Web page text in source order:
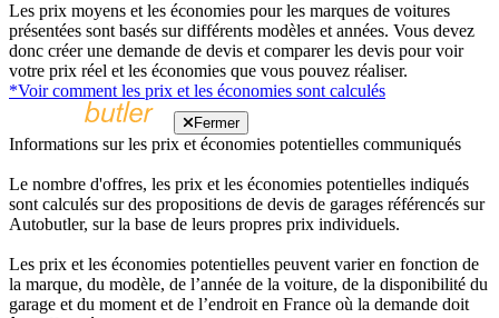
Les prix moyens et les économies pour les marques de voitures
présentées sont basés sur différents modèles et années. Vous devez
donc créer une demande de devis et comparer les devis pour voir
votre prix réel et les économies que vous pouvez réaliser.
*Voir comment les prix et les économies sont calculés
Fermer
Informations sur les prix et économies potentielles communiqués
Le nombre d'offres, les prix et les économies potentielles indiqués
sont calculés sur des propositions de devis de garages référencés sur
Autobutler, sur la base de leurs propres prix individuels.
Les prix et les économies potentielles peuvent varier en fonction de
la marque, du modèle, de l’année de la voiture, de la disponibilité du
garage et du moment et de l’endroit en France où la demande doit